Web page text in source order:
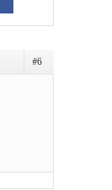
#6